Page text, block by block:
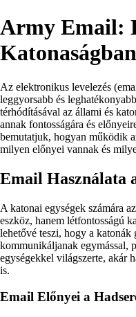
Army Email:
Katonaságban
Az elektronikus levelezés
leggyorsabb és
térhódításával az állami és
annak fontosságára és
bemutatjuk, hogyan működik
milyen előnyei vannak és
Email Használata
A katonai egységek számára
eszköz, hanem létfontosságú
lehetővé teszi, hogy a katonák
kommunikáljanak egymással,
egységekkel világszerte, akár
is.
Email Előnyei a